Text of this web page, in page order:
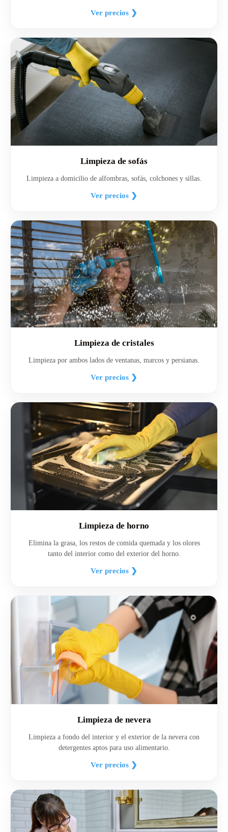
Ver precios ❯
Limpieza de sofás
Limpieza a domicilio de alfombras, sofás, colchones y sillas.
Ver precios ❯
Limpieza de cristales
Limpieza por ambos lados de ventanas, marcos y persianas.
Ver precios ❯
Limpieza de horno
Elimina la grasa, los restos de comida quemada y los olores
tanto del interior como del exterior del horno.
Ver precios ❯
Limpieza de nevera
Limpieza a fondo del interior y el exterior de la nevera con
detergentes aptos para uso alimentario.
Ver precios ❯